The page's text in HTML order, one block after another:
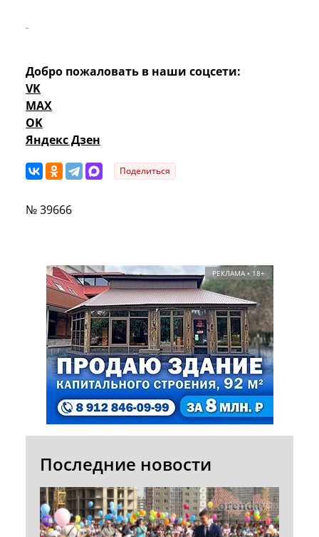
Добро пожаловать в наши соцсети:
VK
MAX
OK
Яндекс Дзен
Поделиться
№ 39666
РЕКЛАМА • 18+
Последние новости